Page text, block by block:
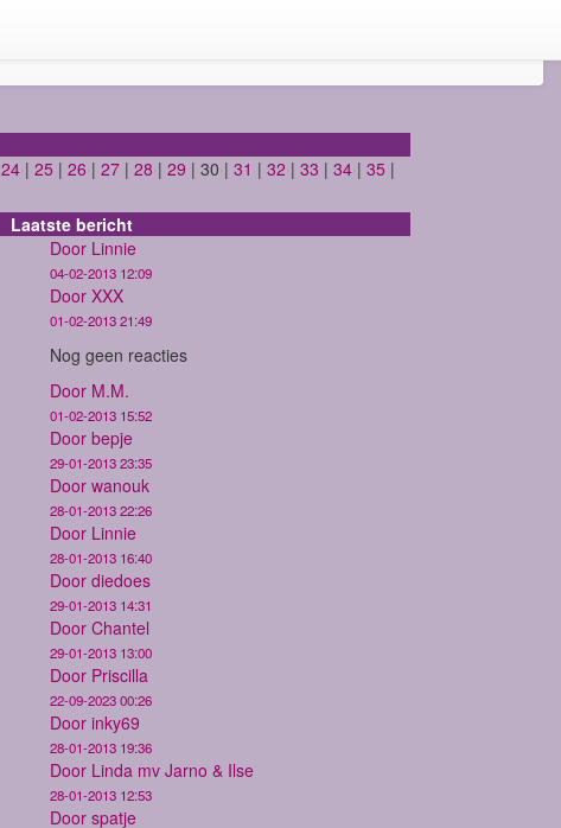
24 | 25 | 26 | 27 | 28 | 29 | 30 | 31 | 32 | 33 | 34 | 35 |
Laatste bericht
Door Linnie
04-02-2013 12:09
Door XXX
01-02-2013 21:49
Nog geen reacties
Door M.M.
01-02-2013 15:52
Door bepje
29-01-2013 23:35
Door wanouk
28-01-2013 22:26
Door Linnie
28-01-2013 16:40
Door diedoes
29-01-2013 14:31
Door Chantel
29-01-2013 13:00
Door Priscilla
22-09-2023 00:26
Door inky69
28-01-2013 19:36
Door Linda mv Jarno & Ilse
28-01-2013 12:53
Door spatje